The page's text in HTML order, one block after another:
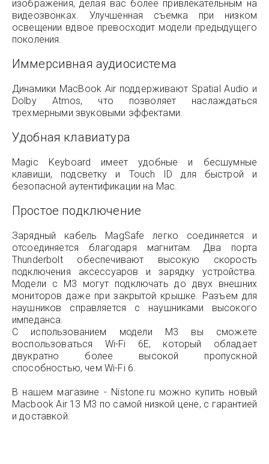
изображения, делая вас более привлекательным на
видеозвонках. Улучшенная съемка при низком
освещении вдвое превосходит модели предыдущего
поколения.
Иммерсивная аудиосистема
Динамики MacBook Air поддерживают Spatial Audio и
Dolby Atmos, что позволяет наслаждаться
трехмерными звуковыми эффектами.
Удобная клавиатура
Magic Keyboard имеет удобные и бесшумные
клавиши, подсветку и Touch ID для быстрой и
безопасной аутентификации на Mac.
Простое подключение
Зарядный кабель MagSafe легко соединяется и
отсоединяется благодаря магнитам. Два порта
Thunderbolt обеспечивают высокую скорость
подключения аксессуаров и зарядку устройства.
Модели с M3 могут подключать до двух внешних
мониторов даже при закрытой крышке. Разъем для
наушников справляется с наушниками высокого
импеданса.
С использованием модели M3 вы сможете
воспользоваться Wi-Fi 6E, который обладает
двукратно более высокой пропускной
способностью, чем Wi-Fi 6.
В нашем магазине - Nistone.ru можно купить новый
Macbook Air 13 M3 по самой низкой цене, с гарантией
и доставкой.